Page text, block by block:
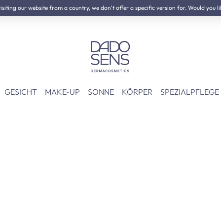
our website from a country, we don't offer a specific version for. Would you
GESICHT MAKE-UP SONNE KÖRPER SPEZIALPFLEGE